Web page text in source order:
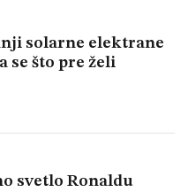
solarne elektrane
se što pre želi
svetlo Ronaldu